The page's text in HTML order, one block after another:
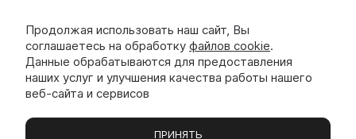
Особняк Пантелеева
(картинная галерея)
Оно представляет собой
одноэтажный кирпичный особняк с
Продолжая использовать наш сайт, Вы
соглашаетесь на обработку файлов cookie.
Данные обрабатываются для предоставления
наших услуг и улучшения качества работы нашего
веб-сайта и сервисов
ПРИНЯТЬ